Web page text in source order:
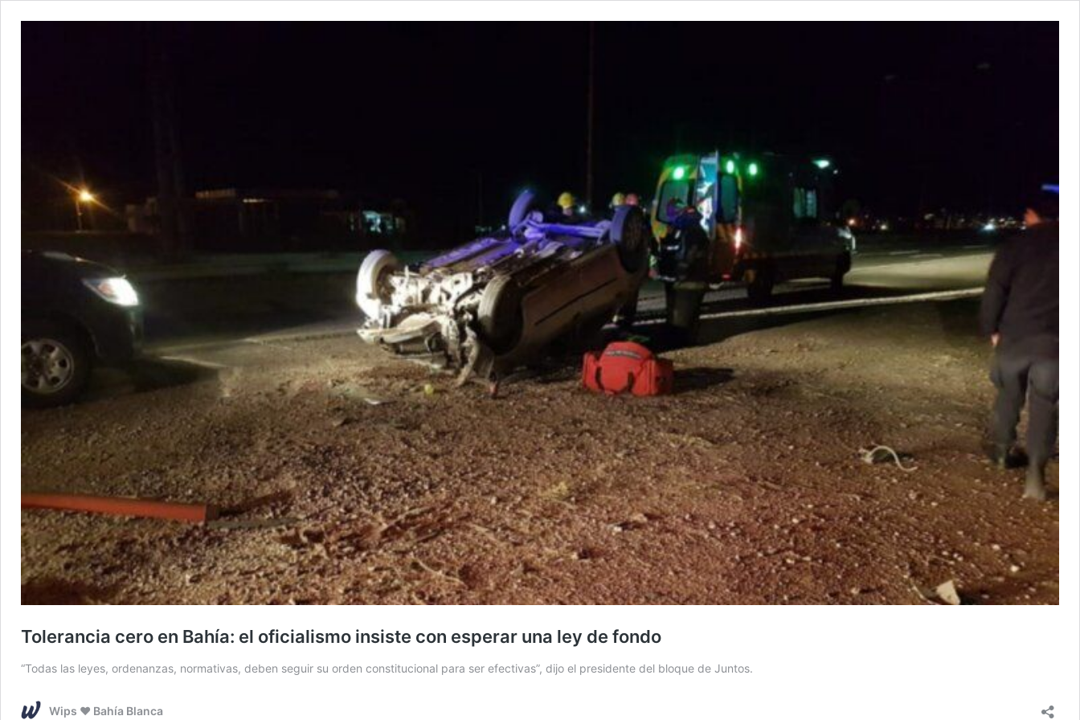
Tolerancia cero en Bahía: el oficialismo insiste con esperar una ley de fondo
“Todas las leyes, ordenanzas, normativas, deben seguir su orden constitucional para ser efectivas”, dijo el presidente del bloque de Juntos.
Wips ❤️ Bahía Blanca